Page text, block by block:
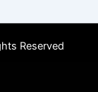
Reserved